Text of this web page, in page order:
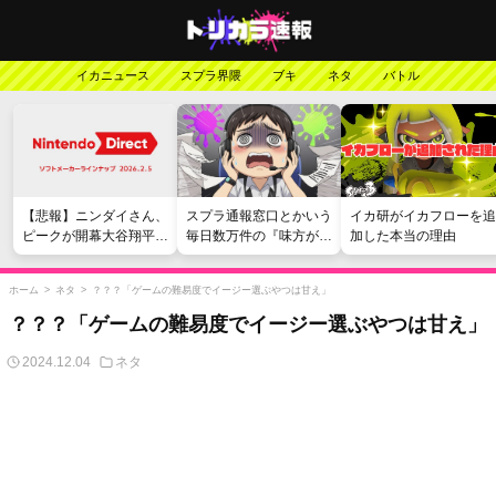
イカニュース スプラ界隈 ブキ ネタ バトル
【悲報】ニンダイさん、
ピークが開幕大谷翔平の
がっかりダイレクトだっ
たと言われてしまう
スプラ通報窓口とかいう
毎日数万件の『味方が弱
い』愚痴を読まされる苦
行
イカ研がイカフローを追
加した本当の理由
ホーム > ネタ > ？？？「ゲームの難易度でイージー選ぶやつは甘え」
？？？「ゲームの難易度でイージー選ぶやつは甘え」
2024.12.04 ネタ